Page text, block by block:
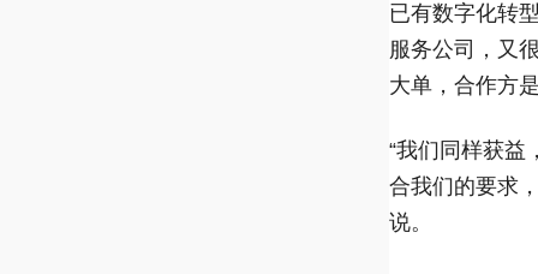
已有数字化转
服务公司，又
大单，合作方
“我们同样获益
合我们的要求
说。